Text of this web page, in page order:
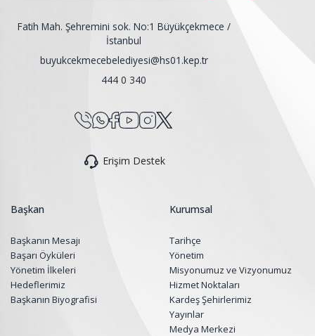
Fatih Mah. Şehremini sok. No:1 Büyükçekmece /
İstanbul
buyukcekmecebelediyesi@hs01.kep.tr
444 0 340
Erişim Destek
Başkan
Başkanın Mesajı
Başarı Öyküleri
Yönetim İlkeleri
Hedeflerimiz
Başkanın Biyografisi
Kurumsal
Tarihçe
Yönetim
Misyonumuz ve Vizyonumuz
Hizmet Noktaları
Kardeş Şehirlerimiz
Yayınlar
Medya Merkezi